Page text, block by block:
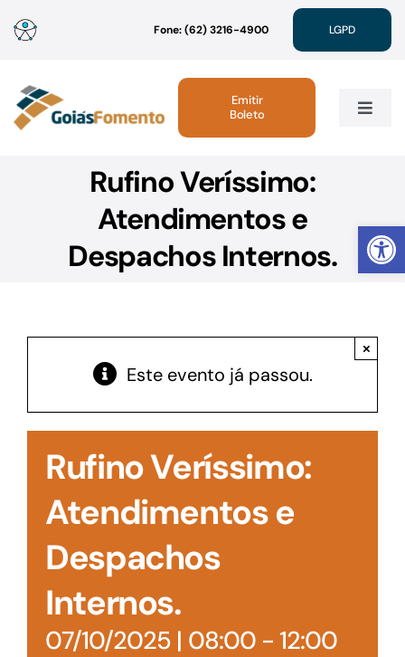
Abrir
para
conteúdo
Fone: (62) 3216-4900 LGPD
Toggle
Institucional
Linhas de Crédito
Acesso à Informação
Emitir
Boleto
Rufino Veríssimo:
Atendimentos e
Despachos Internos.
Este evento já passou.
×
Rufino Veríssimo:
Atendimentos e
Despachos
Internos.
07/10/2025 | 08:00- 12:00